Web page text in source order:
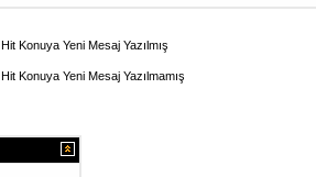
Hit Konuya Yeni Mesaj Yazılmış
Hit Konuya Yeni Mesaj Yazılmamış